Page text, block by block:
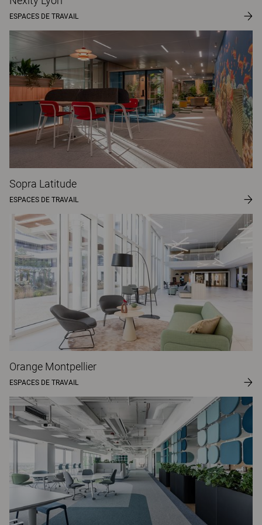
ESPACES DE TRAVAIL
Sopra Latitude
ESPACES DE TRAVAIL
Orange Montpellier
ESPACES DE TRAVAIL